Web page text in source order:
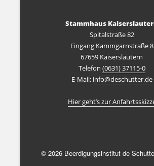
Stammhaus
Spitalstraße 82
Eingang Kammgarnstraße 8
67659 Kaiserslautern
Telefon (0631) 37115-0
E-Mail: info@deschutter.de
Hier geht’s zur
© 2026 Beerdigungsinstitut de